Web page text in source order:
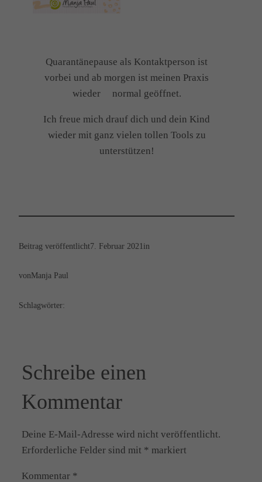
Quarantänepause als Kontaktperson ist
vorbei und ab morgen ist meinen Praxis
wieder normal geöffnet.
Ich freue mich drauf dich und dein Kind
wieder mit ganz vielen tollen Tools zu
unterstützen!
Beitrag veröffentlicht7. Februar 2021 in
vonManja Paul
Schlagwörter:
Schreibe einen
Kommentar
Deine E-Mail-Adresse wird nicht veröffentlicht.
Erforderliche Felder sind mit * markiert
Kommentar *